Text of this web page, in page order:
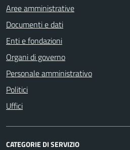
Aree amministrative
Documenti e dati
Enti e fondazioni
Organi di governo
Personale amministrativo
Politici
Uffici
CATEGORIE DI SERVIZIO